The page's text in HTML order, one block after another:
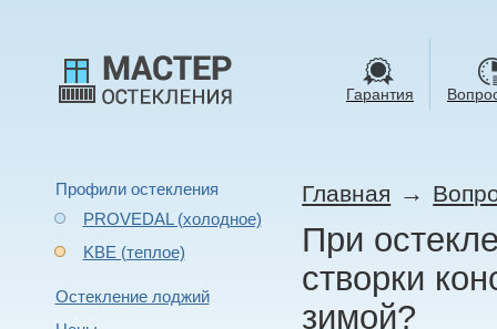
Гарантия
Профили остекления
PROVEDAL (холодное)
KBE (теплое)
Остекление лоджий
Главная →
При
створки
зимой?